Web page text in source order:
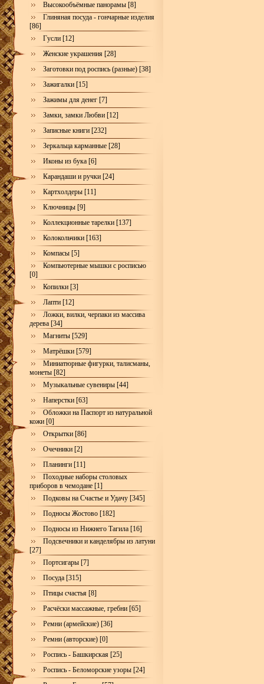
Высокообъёмные панорамы [8]
Глиняная посуда - гончарные изделия
[86]
Гусли [12]
Женские украшения [28]
Заготовки под роспись (разные) [38]
Зажигалки [15]
Зажимы для денег [7]
Замки, замки Любви [12]
Записные книги [232]
Зеркальца карманные [28]
Иконы из бука [6]
Карандаши и ручки [24]
Картхолдеры [11]
Ключницы [9]
Коллекционные тарелки [137]
Колокольчики [163]
Компасы [5]
Компьютерные мышки с росписью
[0]
Копилки [3]
Лапти [12]
Ложки, вилки, черпаки из массива
дерева [34]
Магниты [529]
Матрёшки [579]
Миниатюрные фигурки, талисманы,
монеты [82]
Музыкальные сувениры [44]
Наперстки [63]
Обложки на Паспорт из натуральной
кожи [0]
Открытки [86]
Очечники [2]
Планинги [11]
Походные наборы столовых
приборов в чемодане [1]
Подковы на Счастье и Удачу [345]
Подносы Жостово [182]
Подносы из Нижнего Тагила [16]
Подсвечники и канделябры из латуни
[27]
Портсигары [7]
Посуда [315]
Птицы счастья [8]
Расчёски массажные, гребни [65]
Ремни (армейские) [36]
Ремни (авторские) [0]
Роспись - Башкирская [25]
Роспись - Беломорские узоры [24]